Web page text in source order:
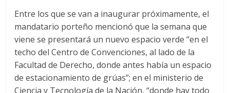
Entre los que se van a inaugurar próximamente, el
mandatario porteño mencionó que la semana que
viene se presentará un nuevo espacio verde “en el
techo del Centro de Convenciones, al lado de la
Facultad de Derecho, donde antes había un espacio
de estacionamiento de grúas”; en el ministerio de
Ciencia y Tecnología de la Nación, “donde hay todo